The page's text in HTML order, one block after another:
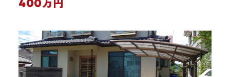
400万円